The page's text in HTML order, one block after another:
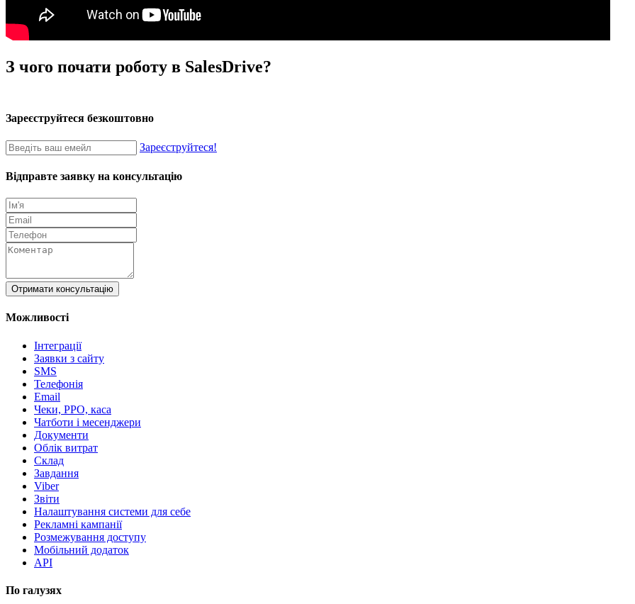
З чого почати роботу в SalesDrive?
Зареєструйтеся безкоштовно
Зареєструйтеся!
Відправте заявку на консультацію
Отримати консультацію
Можливості
Інтеграції
Заявки з сайту
SMS
Телефонія
Email
Чеки, РРО, каса
Чатботи і месенджери
Документи
Облік витрат
Склад
Завдання
Viber
Звіти
Налаштування системи для себе
Рекламні кампанії
Розмежування доступу
Мобільний додаток
API
По галузях